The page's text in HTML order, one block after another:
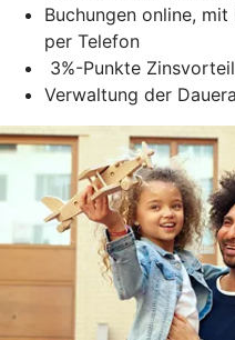
Buchungen online,
per Telefon
3%-Punkte
Verwaltung der